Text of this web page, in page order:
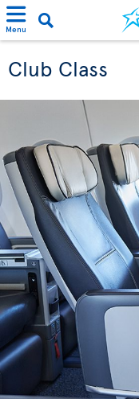
Menu
Club Class